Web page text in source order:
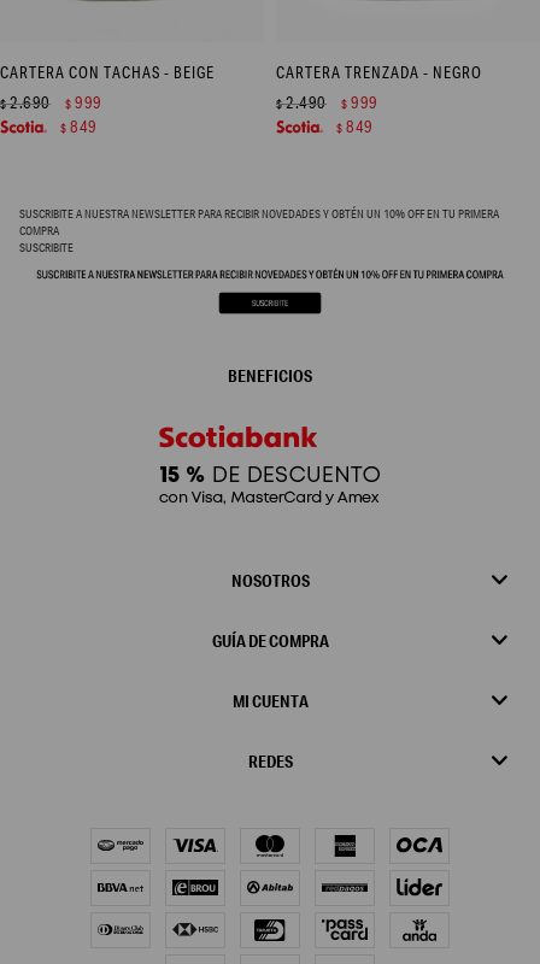
CARTERA CON TACHAS - BEIGE
$2.690 $ 999
$ 849
CARTERA TRENZADA - NEGRO
$2.490 $ 999
$ 849
SUSCRIBITE A NUESTRA NEWSLETTER PARA RECIBIR NOVEDADES Y OBTÉN UN 10% OFF EN TU PRIMERA
COMPRA
SUSCRIBITE
NOSOTROS
GUÍA DE COMPRA
MI CUENTA
REDES
BENEFICIOS